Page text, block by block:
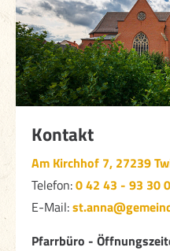
Kontakt
Am Kirchhof 7, 27239
Telefon:0 42 43 - 93 30 0
E-Mail:
Pfarrbüro -